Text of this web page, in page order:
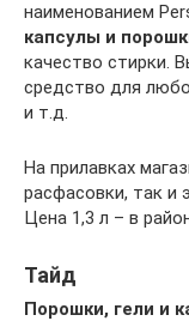
наименованием
капсулы и
качество стирки.
средство для
и т.д.
На прилавках
расфасовки, так и
Цена 1,3 л – в
Тайд
Порошки, гели и